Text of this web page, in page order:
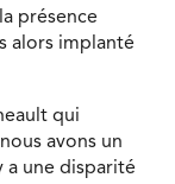
présence
alors implanté
qui
avons un
a une disparité